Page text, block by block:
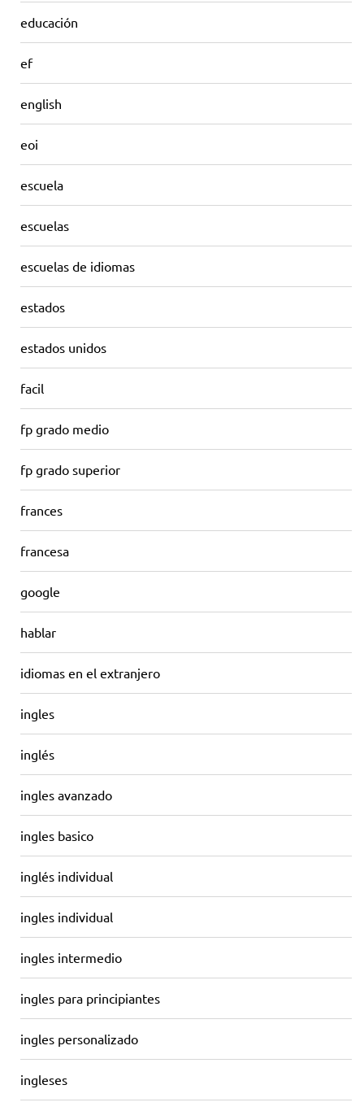
educación
ef
english
eoi
escuela
escuelas
escuelas de idiomas
estados
estados unidos
facil
fp grado medio
fp grado superior
frances
francesa
google
hablar
idiomas en el extranjero
ingles
inglés
ingles avanzado
ingles basico
inglés individual
ingles individual
ingles intermedio
ingles para principiantes
ingles personalizado
ingleses